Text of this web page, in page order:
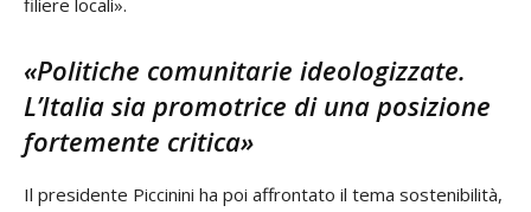
filiere locali».
«Politiche comunitarie ideologizzate.
L’Italia sia promotrice di una posizione
fortemente critica»
Il presidente Piccinini ha poi affrontato il tema sostenibilità,